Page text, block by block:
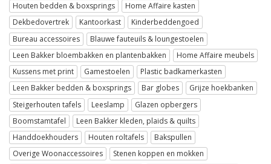
Houten bedden & boxsprings
Home Affaire kasten
Dekbedovertrek
Kantoorkast
Kinderbeddengoed
Bureau accessoires
Blauwe fauteuils & loungestoelen
Leen Bakker bloembakken en plantenbakken
Home Affaire meubels
Kussens met print
Gamestoelen
Plastic badkamerkasten
Leen Bakker bedden & boxsprings
Bar globes
Grijze hoekbanken
Steigerhouten tafels
Leeslamp
Glazen opbergers
Boomstamtafel
Leen Bakker kleden, plaids & quilts
Handdoekhouders
Houten roltafels
Bakspullen
Overige Woonaccessoires
Stenen koppen en mokken